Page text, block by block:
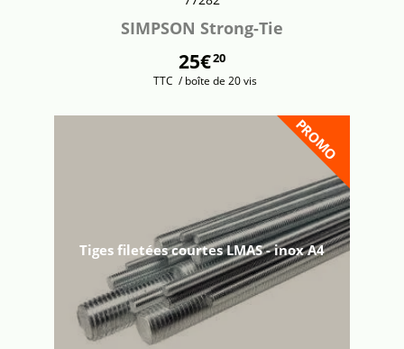
SIMPSON Strong-Tie
25€20
TTC / boîte de 20 vis
Tiges filetées courtes LMAS - inox A4
PROMO